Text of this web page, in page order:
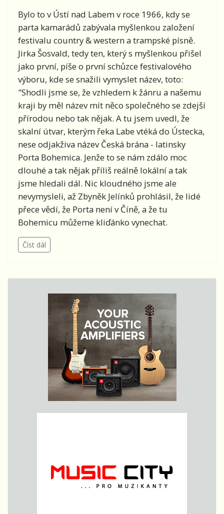
Bylo to v Ústí nad Labem v roce 1966, kdy se
parta kamarádů zabývala myšlenkou založení
festivalu country & western a trampské písně.
Jirka Šosvald, tedy ten, který s myšlenkou přišel
jako první, píše o první schůzce festivalového
výboru, kde se snažili vymyslet název, toto:
"Shodli jsme se, že vzhledem k žánru a našemu
kraji by měl název mít něco společného se zdejší
přírodou nebo tak nějak. A tu jsem uvedl, že
skalní útvar, kterým řeka Labe vtéká do Ústecka,
nese odjakživa název Česká brána - latinsky
Porta Bohemica. Jenže to se nám zdálo moc
dlouhé a tak nějak příliš reálně lokální a tak
jsme hledali dál. Nic kloudného jsme ale
nevymysleli, až Zbyněk Jelínků prohlásil, že lidé
přece vědí, že Porta není v Číně, a že tu
Bohemicu můžeme kliďánko vynechat.
Číst dál